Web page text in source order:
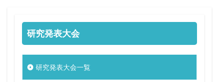
研究発表大会
研究発表大会一覧